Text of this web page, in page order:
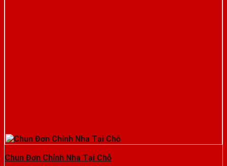
Chun Đơn Chỉnh Nha Tại Chỗ